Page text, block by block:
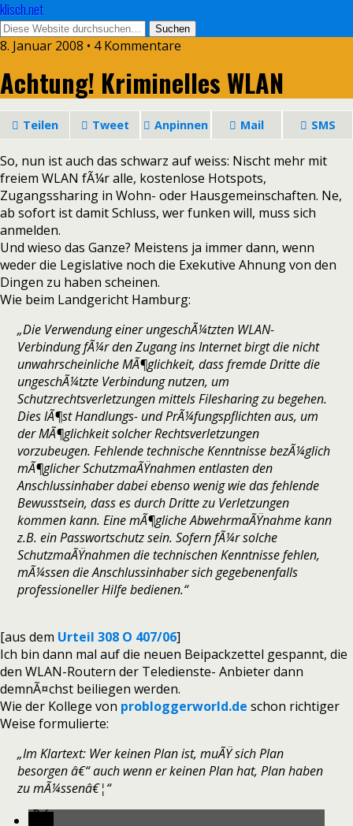
klisch.net
8. Januar 2008 • 4 Kommentare
Achtung! Kriminelles WLAN
Teilen Tweet Anpinnen Mail SMS
So, nun ist auch das schwarz auf weiss: Nischt mehr mit
freiem WLAN fÃ¼r alle, kostenlose Hotspots,
Zugangssharing in Wohn- oder Hausgemeinschaften. Ne,
ab sofort ist damit Schluss, wer funken will, muss sich
anmelden.
Und wieso das Ganze? Meistens ja immer dann, wenn
weder die Legislative noch die Exekutive Ahnung von den
Dingen zu haben scheinen.
Wie beim Landgericht Hamburg:
„Die Verwendung einer ungeschÃ¼tzten WLAN-
Verbindung fÃ¼r den Zugang ins Internet birgt die nicht
unwahrscheinliche MÃ¶glichkeit, dass fremde Dritte die
ungeschÃ¼tzte Verbindung nutzen, um
Schutzrechtsverletzungen mittels Filesharing zu begehen.
Dies lÃ¶st Handlungs- und PrÃ¼fungspflichten aus, um
der MÃ¶glichkeit solcher Rechtsverletzungen
vorzubeugen. Fehlende technische Kenntnisse bezÃ¼glich
mÃ¶glicher SchutzmaÃŸnahmen entlasten den
Anschlussinhaber dabei ebenso wenig wie das fehlende
Bewusstsein, dass es durch Dritte zu Verletzungen
kommen kann. Eine mÃ¶gliche AbwehrmaÃŸnahme kann
z.B. ein Passwortschutz sein. Sofern fÃ¼r solche
SchutzmaÃŸnahmen die technischen Kenntnisse fehlen,
mÃ¼ssen die Anschlussinhaber sich gegebenenfalls
professioneller Hilfe bedienen.“
[aus dem Urteil 308 O 407/06]
Ich bin dann mal auf die neuen Beipackzettel gespannt, die
den WLAN-Routern der Teledienste- Anbieter dann
demnÃ¤chst beiliegen werden.
Wie der Kollege von probloggerworld.de schon richtiger
Weise formulierte:
„Im Klartext: Wer keinen Plan ist, muÃŸ sich Plan
besorgen â€“ auch wenn er keinen Plan hat, Plan haben
zu mÃ¼ssenâ€¦“